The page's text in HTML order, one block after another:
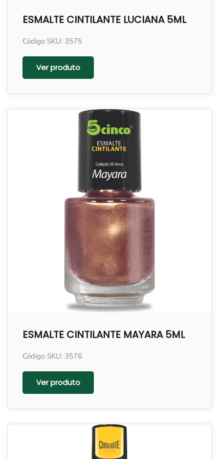
ESMALTE CINTILANTE LUCIANA 5ML
Código SKU: 3575
Ver produto
ESMALTE CINTILANTE MAYARA 5ML
Código SKU: 3576
Ver produto